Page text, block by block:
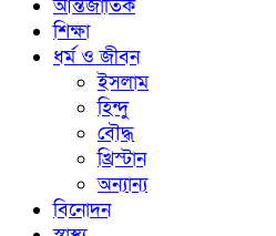
আন্তর্জাতিক
শিক্ষা
ধর্ম ও জীবন
ইসলাম
হিন্দু
বৌদ্ধ
খ্রিস্টান
অন্যান্য
বিনোদন